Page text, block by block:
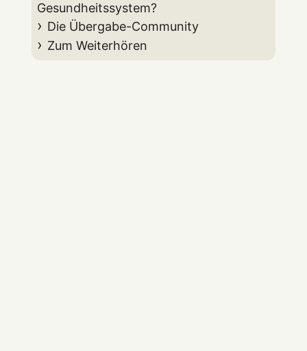
Gesundheitssystem?
Die Übergabe-Community
Zum Weiterhören